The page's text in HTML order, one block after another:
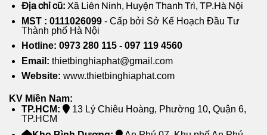
Địa chỉ cũ: Xã Liên Ninh, Huyện Thanh Trì, TP.Hà Nội
MST : 0111026099 - Cấp bởi Sở Kế Hoạch Đầu Tư
Thành phố Hà Nội
Hotline: 0973 280 115 - 097 119 4560
Email: thietbinghiaphat@gmail.com
Website: www.thietbinghiaphat.com
KV Miền Nam:
TP.HCM:
13 Lý Chiêu Hoàng, Phường 10, Quận 6,
TP.HCM